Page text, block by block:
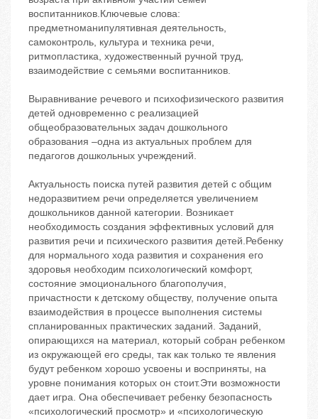
воспитанников.Ключевые слова:
предметноманипулятивная деятельность,
самоконтроль, культура и техника речи,
ритмопластика, художественный ручной труд,
взаимодействие с семьями воспитанников.
Выравнивание речевого и психофизического развития
детей одновременно с реализацией
общеобразовательных задач дошкольного
образования –одна из актуальных проблем для
педагогов дошкольных учреждений.
Актуальность поиска путей развития детей с общим
недоразвитием речи определяется увеличением
дошкольников данной категории. Возникает
необходимость создания эффективных условий для
развития речи и психического развития детей.Ребенку
для нормального хода развития и сохранения его
здоровья необходим психологический комфорт,
состояние эмоционального благополучия,
причастности к детскому обществу, получение опыта
взаимодействия в процессе выполнения системы
спланированных практических заданий. Заданий,
опирающихся на материал, который собран ребенком
из окружающей его среды, так как только те явления
будут ребенком хорошо усвоены и восприняты, на
уровне понимания которых он стоит.Эти возможности
дает игра. Она обеспечивает ребенку безопасность
«психологический просмотр» и «психологическую